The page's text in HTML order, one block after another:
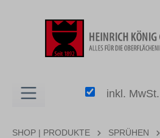
inkl. MwSt.
SHOP | PRODUKTE
SPRÜHEN